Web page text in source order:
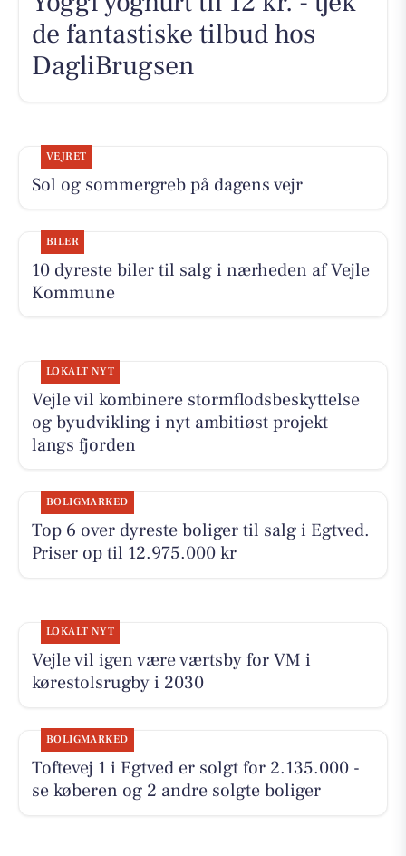
de fantastiske tilbud hos
DagliBrugsen
VEJRET
Sol og sommergreb på dagens vejr
BILER
10 dyreste biler til salg i nærheden af Vejle
Kommune
LOKALT NYT
Vejle vil kombinere stormflodsbeskyttelse
og byudvikling i nyt ambitiøst projekt
langs fjorden
BOLIGMARKED
Top 6 over dyreste boliger til salg i Egtved.
Priser op til 12.975.000 kr
LOKALT NYT
Vejle vil igen være værtsby for VM i
kørestolsrugby i 2030
BOLIGMARKED
Toftevej 1 i Egtved er solgt for 2.135.000 -
se køberen og 2 andre solgte boliger